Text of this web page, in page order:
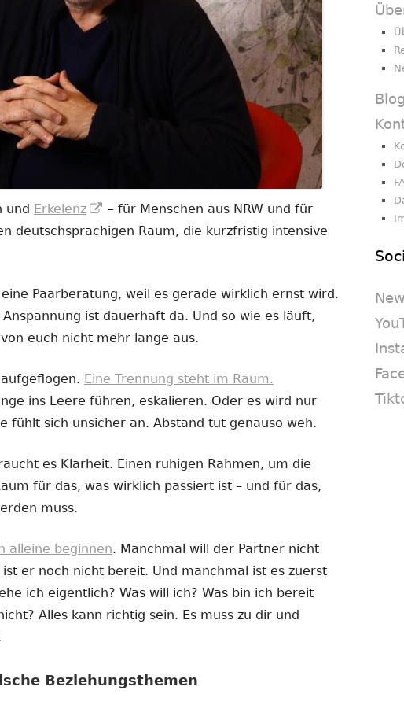
und Erkelenz
In
neuem
– für Menschen aus NRW und für
deutschsprachigen Raum, die kurzfristig intensive
Paarberatung, weil es gerade wirklich ernst wird.
ist dauerhaft da. Und so wie es läuft,
euch nicht mehr lange aus.
Eine Trennung steht im Raum.
ins Leere führen, eskalieren. Oder es wird nur
fühlt sich unsicher an. Abstand tut genauso weh.
es Klarheit. Einen ruhigen Rahmen, um die
für das, was wirklich passiert ist – und für das,
muss.
alleine beginnen. Manchmal will der Partner nicht
er noch nicht bereit. Und manchmal ist es zuerst
ich eigentlich? Was will ich? Was bin ich bereit
Alles kann richtig sein. Es muss zu dir und
Beziehungsthemen
Blog